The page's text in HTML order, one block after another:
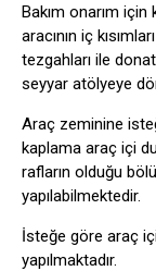
Bakım onarım için
aracının iç
tezgahları ile
seyyar atölyeye
Araç zeminine
kaplama araç içi
rafların olduğu
yapılabilmektedir.
İsteğe göre araç
yapılmaktadır.